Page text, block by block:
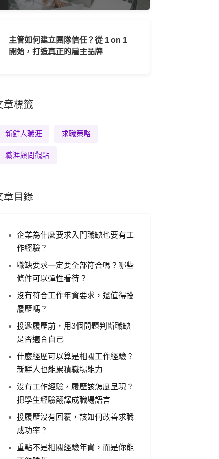
主管如何建立團隊信任？從 1 on 1
開始，打造真正的雇主品牌
章標籤
新鮮人職涯 求職策略
職涯顧問觀點
章目錄
企業為什麼要求入門職缺也要有工
作經驗？
職缺要求一定要全部符合嗎？哪些
條件可以彈性看待？
沒有符合工作年資要求，還值得投
履歷嗎？
投遞履歷前，用3個問題判斷職缺
是否適合自己
什麼經歷可以算是相關工作經驗？
新鮮人也能累積職場能力
沒有工作經驗，履歷該怎麼呈現？
把學生經驗翻譯成職場語言
投履歷沒有回覆，該如何改善求職
成功率？
重點不是相關經驗年資，而是你能